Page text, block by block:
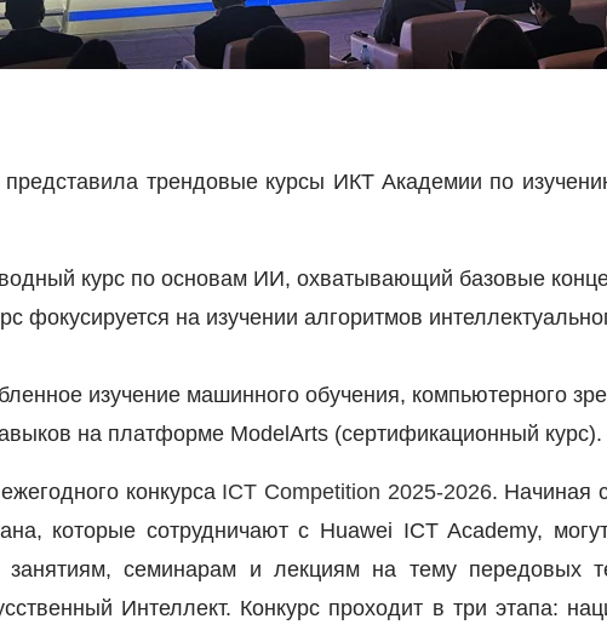
представила трендовые курсы ИКТ Академии по
курс по основам ИИ, охватывающий базовые
фокусируется на изучении алгоритмов
изучение машинного обучения, компьютерного
на платформе ModelArts (сертификационный курс).
конкурса ICT Competition 2025-2026. Начиная
которые сотрудничают с Huawei ICT Academy,
занятиям, семинарам и лекциям на тему передовых
Интеллект. Конкурс проходит в три этапа: